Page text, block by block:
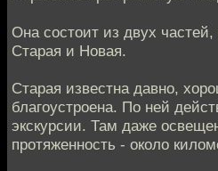
Она состоит из двух
Старая и Новая.
Старая известна давно,
благоустроена. По ней
экскурсии. Там даже
протяженность - около